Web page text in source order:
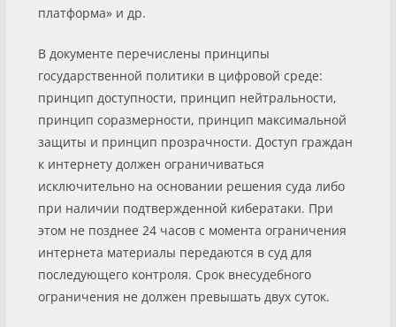
платформа» и др.
В документе перечислены принципы
государственной политики в цифровой среде:
принцип доступности, принцип нейтральности,
принцип соразмерности, принцип максимальной
защиты и принцип прозрачности. Доступ граждан
к интернету должен ограничиваться
исключительно на основании решения суда либо
при наличии подтвержденной кибератаки. При
этом не позднее 24 часов с момента ограничения
интернета материалы передаются в суд для
последующего контроля. Срок внесудебного
ограничения не должен превышать двух суток.